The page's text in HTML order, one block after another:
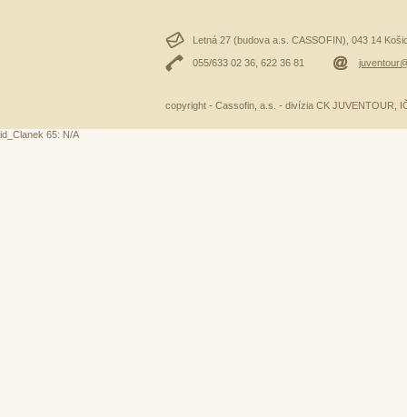
Letná 27 (budova a.s. CASSOFIN), 043 14
055/633 02 36, 622 36 81
copyright - Cassofin, a.s. - divízia CK JUVENTOUR,
id_Clanek 65: N/A